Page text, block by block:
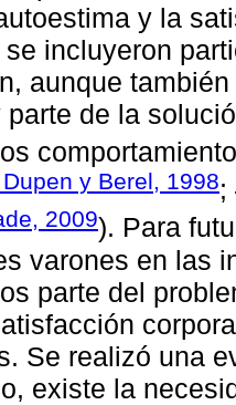
y la
incluyeron
aunque
parte de la
y Berel, 1998;
2009). Para
varones en las
parte del
Se realizó una
existe la